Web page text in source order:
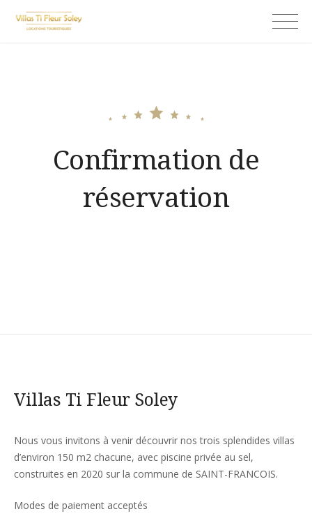
Confirmation de
réservation
Villas Ti Fleur Soley
Nous vous invitons à venir découvrir nos trois splendides villas
d’environ 150 m2 chacune, avec piscine privée au sel,
construites en 2020 sur la commune de SAINT-FRANCOIS.
Modes de paiement acceptés